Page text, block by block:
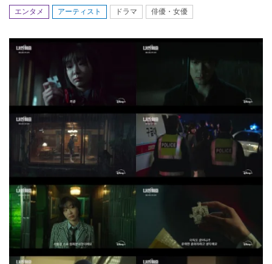
エンタメ アーティスト ドラマ 俳優・女優